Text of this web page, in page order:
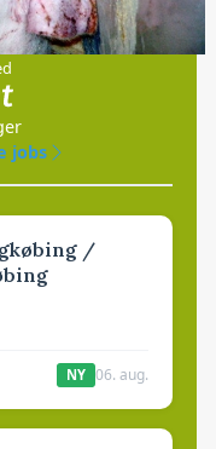
jobs
/
NY 06. aug.